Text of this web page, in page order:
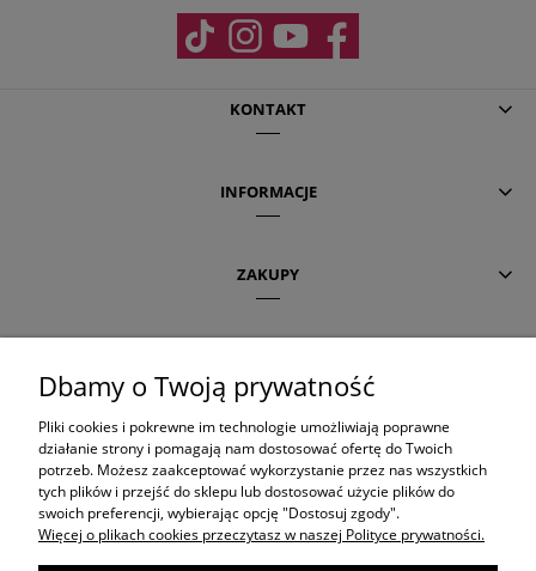
KONTAKT
INFORMACJE
ZAKUPY
AKTUALNE TEMATY
OLAPLEX
Dbamy o Twoją prywatność
Pliki cookies i pokrewne im technologie umożliwiają poprawne
działanie strony i pomagają nam dostosować ofertę do Twoich
potrzeb. Możesz zaakceptować wykorzystanie przez nas wszystkich
tych plików i przejść do sklepu lub dostosować użycie plików do
swoich preferencji, wybierając opcję "Dostosuj zgody".
Więcej o plikach cookies przeczytasz w naszej Polityce prywatności.